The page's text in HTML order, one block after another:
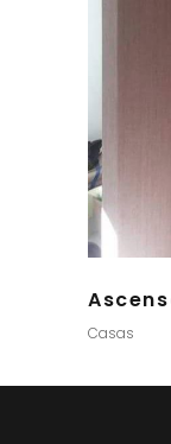
Casas